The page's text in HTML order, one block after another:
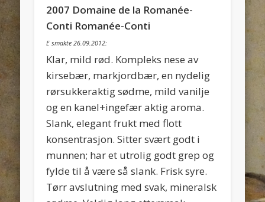
2007 Domaine de la Romanée-
Conti Romanée-Conti
E smakte 26.09.2012:
Klar, mild rød. Kompleks nese av
kirsebær, markjordbær, en nydelig
rørsukkeraktig sødme, mild vanilje
og en kanel+ingefær aktig aroma.
Slank, elegant frukt med flott
konsentrasjon. Sitter svært godt i
munnen; har et utrolig godt grep og
fylde til å være så slank. Frisk syre.
Tørr avslutning med svak, mineralsk